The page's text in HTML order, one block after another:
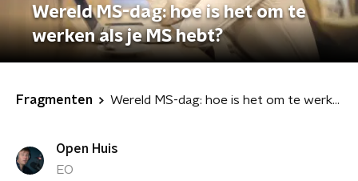
Wereld MS-dag: hoe is het om te
werken als je MS hebt?
Fragmenten Wereld MS-dag: hoe is het om te werken als je MS hebt?
Open Huis
EO